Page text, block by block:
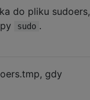
do pliku sudoers,
sudo .
gdy